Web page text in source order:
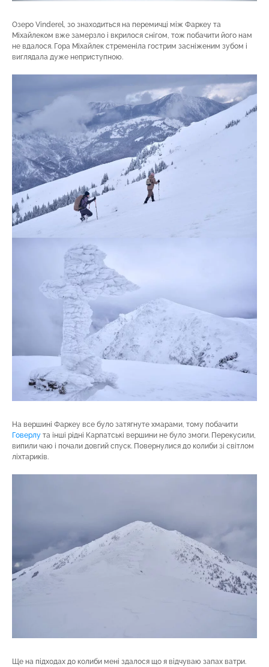
Озеро Vinderel, зо знаходиться на перемичці між Фаркеу та
Міхайлеком вже замерзло і вкрилося снігом, тож побачити його нам
не вдалося. Гора Міхайлек стременіла гострим засніженим зубом і
виглядала дуже неприступною.
На вершині Фаркеу все було затягнуте хмарами, тому побачити
Говерлу та інші рідні Карпатські вершини не було змоги. Перекусили,
випили чаю і почали довгий спуск. Повернулися до колиби зі світлом
ліхтариків.
Ще на підходах до колиби мені здалося що я відчуваю запах ватри.